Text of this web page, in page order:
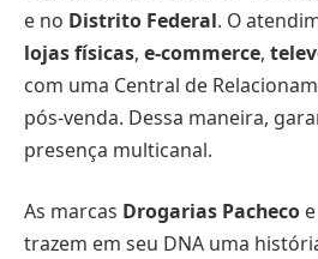
e no Distrito Federal. O
lojas físicas, e-commerce,
com uma Central de
pós-venda. Dessa maneira,
presença multicanal.
As marcas Drogarias Pacheco e
trazem em seu DNA uma